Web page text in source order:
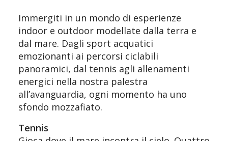
Immergiti in un mondo di esperienze
indoor e outdoor modellate dalla terra e
dal mare. Dagli sport acquatici
emozionanti ai percorsi ciclabili
panoramici, dal tennis agli allenamenti
energici nella nostra palestra
all’avanguardia, ogni momento ha uno
sfondo mozzafiato.
Tennis